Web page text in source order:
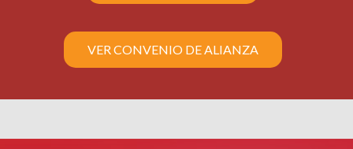
VER CONVENIO DE ALIANZA